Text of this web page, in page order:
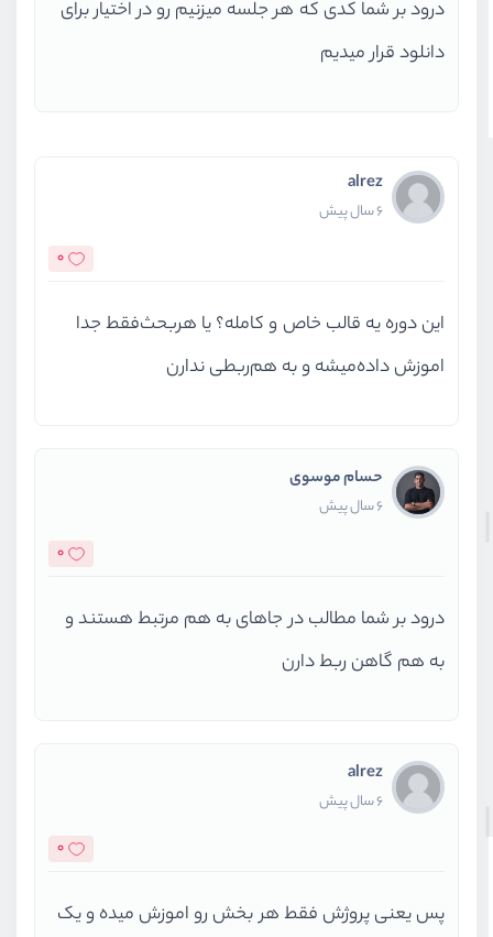
درود بر شما کدی که هر جلسه میزنیم رو در اختیار برای
دانلود قرار میدیم
alrez
6 سال پیش
0
این دوره یه قالب خاص و کامله؟ یا هر‌بحث‌فقط جدا
اموزش داده‌میشه و به هم‌ربطی ندارن
حسام موسوی
6 سال پیش
0
درود بر شما مطالب در جاهای به هم مرتبط هستند و
به هم گاهن ربط دارن
alrez
6 سال پیش
0
پس یعنی پروژش فقط هر بخش‌ رو اموزش میده و‌ یک